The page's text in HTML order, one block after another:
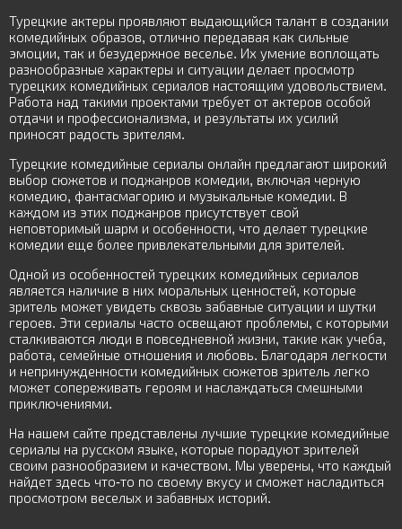
Турецкие актеры проявляют выдающийся талант в создании
комедийных образов, отлично передавая как сильные
эмоции, так и безудержное веселье. Их умение воплощать
разнообразные характеры и ситуации делает просмотр
турецких комедийных сериалов настоящим удовольствием.
Работа над такими проектами требует от актеров особой
отдачи и профессионализма, и результаты их усилий
приносят радость зрителям.
Турецкие комедийные сериалы онлайн предлагают широкий
выбор сюжетов и поджанров комедии, включая черную
комедию, фантасмагорию и музыкальные комедии. В
каждом из этих поджанров присутствует свой
неповторимый шарм и особенности, что делает турецкие
комедии еще более привлекательными для зрителей.
Одной из особенностей турецких комедийных сериалов
является наличие в них моральных ценностей, которые
зритель может увидеть сквозь забавные ситуации и шутки
героев. Эти сериалы часто освещают проблемы, с которыми
сталкиваются люди в повседневной жизни, такие как учеба,
работа, семейные отношения и любовь. Благодаря легкости
и непринужденности комедийных сюжетов зритель легко
может сопереживать героям и наслаждаться смешными
приключениями.
На нашем сайте представлены лучшие турецкие комедийные
сериалы на русском языке, которые порадуют зрителей
своим разнообразием и качеством. Мы уверены, что каждый
найдет здесь что-то по своему вкусу и сможет насладиться
просмотром веселых и забавных историй.